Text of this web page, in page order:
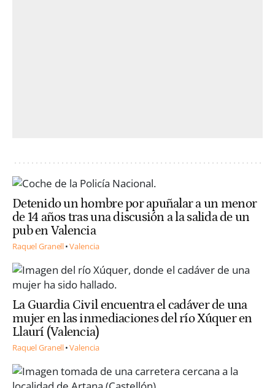
Detenido un hombre por apuñalar a un menor
de 14 años tras una discusión a la salida de un
pub en Valencia
Raquel Granell Valencia
La Guardia Civil encuentra el cadáver de una
mujer en las inmediaciones del río Xúquer en
Llaurí (Valencia)
Raquel Granell Valencia